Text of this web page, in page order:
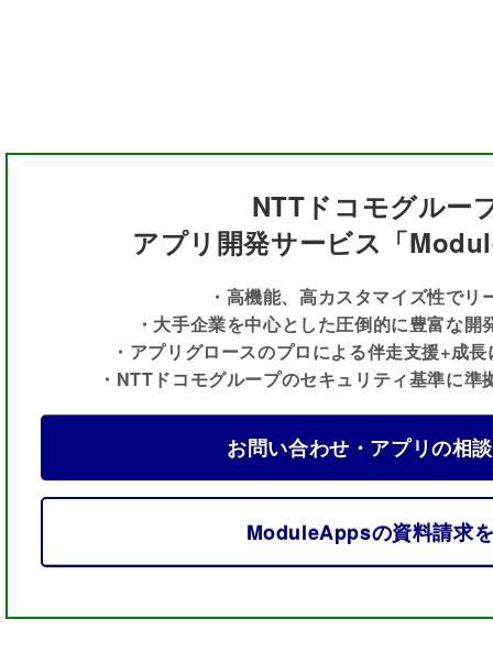
NTTドコモグルー
アプリ開発サービス「
・高機能、高カスタマイズ性でリ
・大手企業を中心とした圧倒的に豊富な
・アプリグロースのプロによる伴走支援+成
・NTTドコモグループのセキュリティ基準に
お問い合わせ・アプリの相
ModuleAppsの資料請求